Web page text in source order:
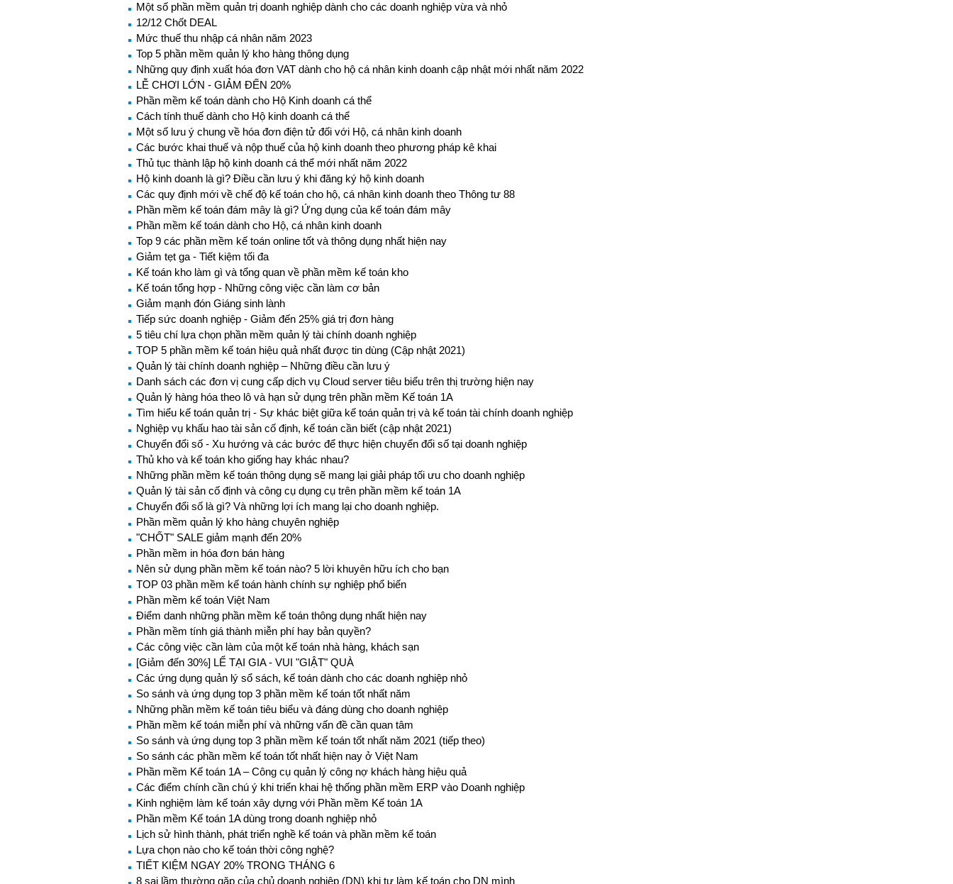
Một số phần mềm quản trị doanh nghiệp dành cho các doanh nghiệp vừa và nhỏ
12/12 Chốt DEAL
Mức thuế thu nhập cá nhân năm 2023
Top 5 phần mềm quản lý kho hàng thông dụng
Những quy định xuất hóa đơn VAT dành cho hộ cá nhân kinh doanh cập nhật mới nhất năm 2022
LỄ CHƠI LỚN - GIẢM ĐẾN 20%
Phần mềm kế toán dành cho Hộ Kinh doanh cá thể
Cách tính thuế dành cho Hộ kinh doanh cá thể
Một số lưu ý chung về hóa đơn điện tử đối với Hộ, cá nhân kinh doanh
Các bước khai thuế và nộp thuế của hộ kinh doanh theo phương pháp kê khai
Thủ tục thành lập hộ kinh doanh cá thể mới nhất năm 2022
Hộ kinh doanh là gì? Điều cần lưu ý khi đăng ký hộ kinh doanh
Các quy định mới về chế độ kế toán cho hộ, cá nhân kinh doanh theo Thông tư 88
Phần mềm kế toán đám mây là gì? Ứng dụng của kế toán đám mây
Phần mềm kế toán dành cho Hộ, cá nhân kinh doanh
Top 9 các phần mềm kế toán online tốt và thông dụng nhất hiện nay
Giảm tẹt ga - Tiết kiệm tối đa
Kế toán kho làm gì và tổng quan về phần mềm kế toán kho
Kế toán tổng hợp - Những công việc cần làm cơ bản
Giảm mạnh đón Giáng sinh lành
Tiếp sức doanh nghiệp - Giảm đến 25% giá trị đơn hàng
5 tiêu chí lựa chọn phần mềm quản lý tài chính doanh nghiệp
TOP 5 phần mềm kế toán hiệu quả nhất được tin dùng (Cập nhật 2021)
Quản lý tài chính doanh nghiệp – Những điều cần lưu ý
Danh sách các đơn vị cung cấp dịch vụ Cloud server tiêu biểu trên thị trường hiện nay
Quản lý hàng hóa theo lô và hạn sử dụng trên phần mềm Kế toán 1A
Tìm hiểu kế toán quản trị - Sự khác biệt giữa kế toán quản trị và kế toán tài chính doanh nghiệp
Nghiệp vụ khấu hao tài sản cố định, kế toán cần biết (cập nhật 2021)
Chuyển đổi số - Xu hướng và các bước để thực hiện chuyển đổi số tại doanh nghiệp
Thủ kho và kế toán kho giống hay khác nhau?
Những phần mềm kế toán thông dụng sẽ mang lại giải pháp tối ưu cho doanh nghiệp
Quản lý tài sản cố định và công cụ dụng cụ trên phần mềm kế toán 1A
Chuyển đổi số là gì? Và những lợi ích mang lại cho doanh nghiệp.
Phần mềm quản lý kho hàng chuyên nghiệp
"CHỐT" SALE giảm mạnh đến 20%
Phần mềm in hóa đơn bán hàng
Nên sử dụng phần mềm kế toán nào? 5 lời khuyên hữu ích cho bạn
TOP 03 phần mềm kế toán hành chính sự nghiệp phổ biến
Phần mềm kế toán Việt Nam
Điểm danh những phần mềm kế toán thông dụng nhất hiện nay
Phần mềm tính giá thành miễn phí hay bản quyền?
Các công việc cần làm của một kế toán nhà hàng, khách sạn
[Giảm đến 30%] LỂ TẠI GIA - VUI "GIẬT" QUÀ
Các ứng dụng quản lý sổ sách, kế toán dành cho các doanh nghiệp nhỏ
So sánh và ứng dụng top 3 phần mềm kế toán tốt nhất năm
Những phần mềm kế toán tiêu biểu và đáng dùng cho doanh nghiệp
Phần mềm kế toán miễn phí và những vấn đề cần quan tâm
So sánh và ứng dụng top 3 phần mềm kế toán tốt nhất năm 2021 (tiếp theo)
So sánh các phần mềm kế toán tốt nhất hiện nay ở Việt Nam
Phần mềm Kế toán 1A – Công cụ quản lý công nợ khách hàng hiệu quả
Các điểm chính cần chú ý khi triển khai hệ thống phần mềm ERP vào Doanh nghiệp
Kinh nghiệm làm kế toán xây dựng với Phần mềm Kế toán 1A
Phần mềm Kế toán 1A dùng trong doanh nghiệp nhỏ
Lịch sử hình thành, phát triển nghề kế toán và phần mềm kế toán
Lựa chọn nào cho kế toán thời công nghệ?
TIẾT KIỆM NGAY 20% TRONG THÁNG 6
8 sai lầm thường gặp của chủ doanh nghiệp (DN) khi tự làm kế toán cho DN mình